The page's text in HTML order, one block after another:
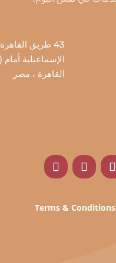
43 طريق القاهرة
القاهرة ، مصر
Terms & Conditions